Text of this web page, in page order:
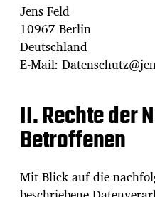
Jens Feld
10967 Berlin
Deutschland
E-Mail:
II. Rechte der
Betroffenen
Mit Blick auf die